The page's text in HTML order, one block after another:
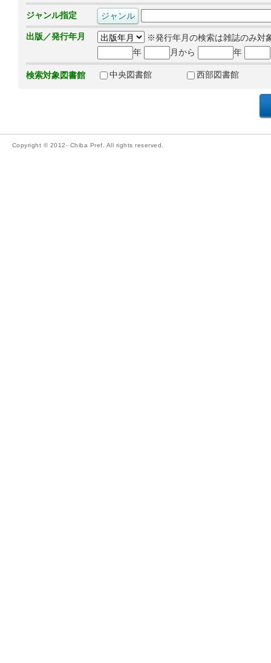
ジャンル指定
出版／発行年月
※発行年月の検索は雑誌のみ対
年
月から 年
検索対象図書館 中央図書館 西部図書館
Copyright © 2012- Chiba Pref. All rights reserved.